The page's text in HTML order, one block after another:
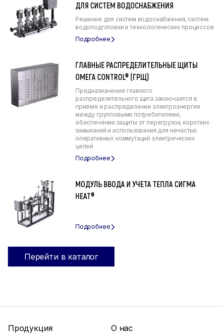
ДЛЯ СИСТЕМ ВОДОСНАБЖЕНИЯ
Решение для систем водоснабжения, систем
водоподготовки и технологических процессов
ГЛАВНЫЕ РАСПРЕДЕЛИТЕЛЬНЫЕ ЩИТЫ
ОМЕГА CONTROL® (ГРЩ)
Предназначение главного
распределительного щита заключается в
приеме и распределении электроэнергии
между групповыми потребителями,
обеспечении защиты от перегрузок, коротких
замыканий и использования для нечастых
оперативных коммутаций электрических
цепей
МОДУЛЬ ВВОДА И УЧЕТА ТЕПЛА СИГМА
HEAT®
Перейти в каталог
Продукция О нас